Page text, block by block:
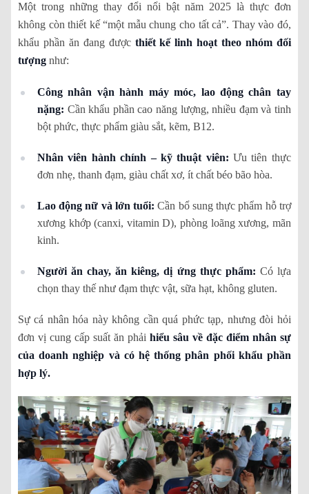
Một trong những thay đổi nổi bật năm 2025 là thực đơn
không còn thiết kế “một mẫu chung cho tất cả”. Thay vào đó,
khẩu phần ăn đang được thiết kế linh hoạt theo nhóm đối
tượng như:
Công nhân vận hành máy móc, lao động chân tay
nặng: Cần khẩu phần cao năng lượng, nhiều đạm và tinh
bột phức, thực phẩm giàu sắt, kẽm, B12.
Nhân viên hành chính – kỹ thuật viên: Ưu tiên thực
đơn nhẹ, thanh đạm, giàu chất xơ, ít chất béo bão hòa.
Lao động nữ và lớn tuổi: Cần bổ sung thực phẩm hỗ trợ
xương khớp (canxi, vitamin D), phòng loãng xương, mãn
kinh.
Người ăn chay, ăn kiêng, dị ứng thực phẩm: Có lựa
chọn thay thế như đạm thực vật, sữa hạt, không gluten.
Sự cá nhân hóa này không cần quá phức tạp, nhưng đòi hỏi
đơn vị cung cấp suất ăn phải hiểu sâu về đặc điểm nhân sự
của doanh nghiệp và có hệ thống phân phối khẩu phần
hợp lý.